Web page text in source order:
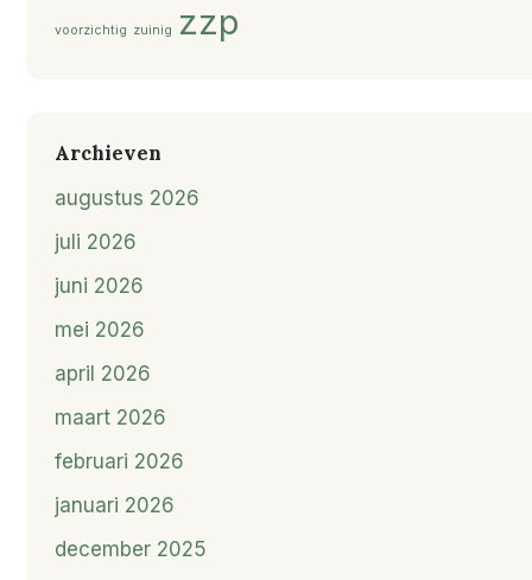
voorzichtig zuinig zzp
Archieven
augustus 2026
juli 2026
juni 2026
mei 2026
april 2026
maart 2026
februari 2026
januari 2026
december 2025